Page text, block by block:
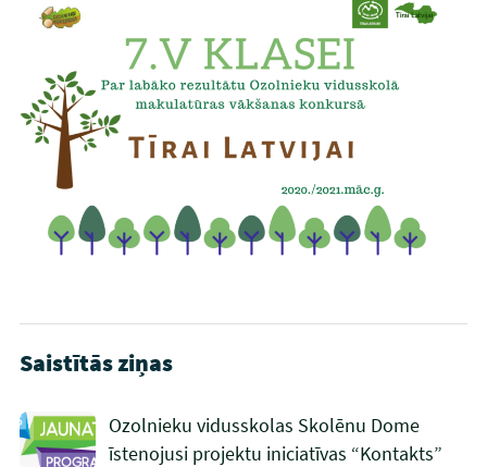
Saistītās ziņas
Ozolnieku vidusskolas Skolēnu Dome
īstenojusi projektu iniciatīvas “Kontakts”